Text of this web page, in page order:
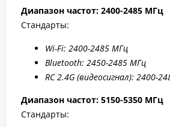
Диапазон частот: 2400-2485 МГц
Стандарты:
Wi-Fi: 2400-2485 МГц
Bluetooth: 2450-2485 МГц
RC 2.4G (видеосигнал): 2400-
Диапазон частот: 5150-5350 МГц
Стандарты: